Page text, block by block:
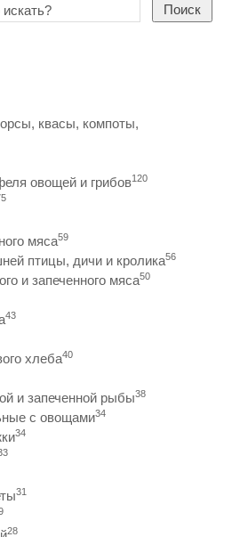
Поиск
квасы, компоты,
овощей и грибов120
мяса59
птицы, дичи и кролика56
и запеченного мяса50
43
хлеба40
и запеченной рыбы38
с овощами34
34
31
28